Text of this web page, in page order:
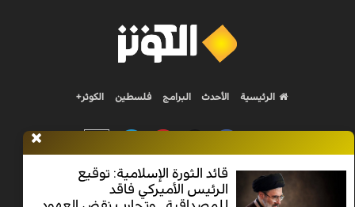
قائد الثورة الإسلامية: توقيع
الرئيس الأميركي فاقد
الرئيسية الأحدث البرامج فلسطين الكوثر+
Nilesat 11900 V | Badr 8 11747 V | Badr5 12284 V